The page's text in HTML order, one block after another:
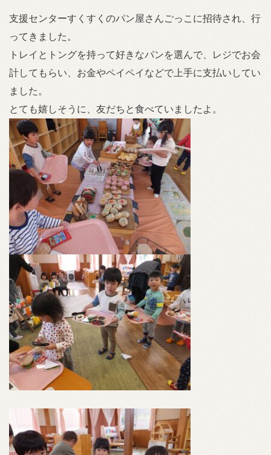
支援センターすくすくのパン屋さんごっこに招待され、行
ってきました。
トレイとトングを持って好きなパンを選んで、レジでお会
計してもらい、お金やペイペイなどで上手に支払いしてい
ました。
とても嬉しそうに、友だちと食べていましたよ。